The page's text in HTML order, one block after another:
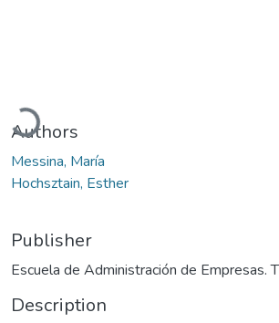
Loading...
Authors
Messina, María
Hochsztain, Esther
Publisher
Escuela de Administración de Empresas.
Description